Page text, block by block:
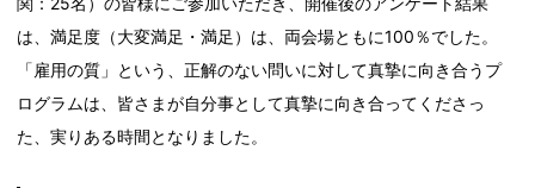
は、満足度（大変満足・満足）は、両会場ともに100％でした。
「雇用の質」という、正解のない問いに対して真摯に向き合うプ
ログラムは、皆さまが自分事として真摯に向き合ってくださっ
た、実りある時間となりました。